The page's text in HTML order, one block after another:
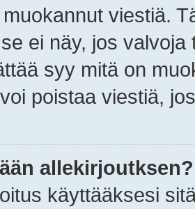
viestiä.
ei näy, jos
syy mitä on
poistaa viestiä,
allekirjoutksen?
käyttääksesi